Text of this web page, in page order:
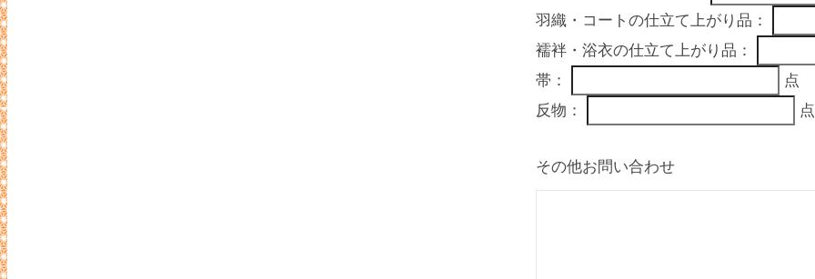
羽織・コートの仕立て上がり品：
襦袢・浴衣の仕立て上がり品：
帯：
点
反物：
点
その他お問い合わせ